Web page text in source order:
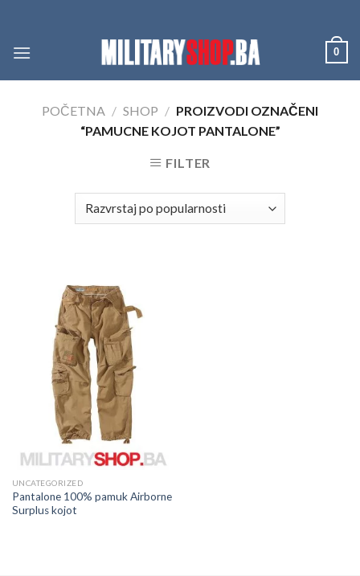
content
0
POČETNA / SHOP / PROIZVODI OZNAČENI
“PAMUCNE KOJOT PANTALONE”
FILTER
UNCATEGORIZED
Pantalone 100% pamuk Airborne
Surplus kojot